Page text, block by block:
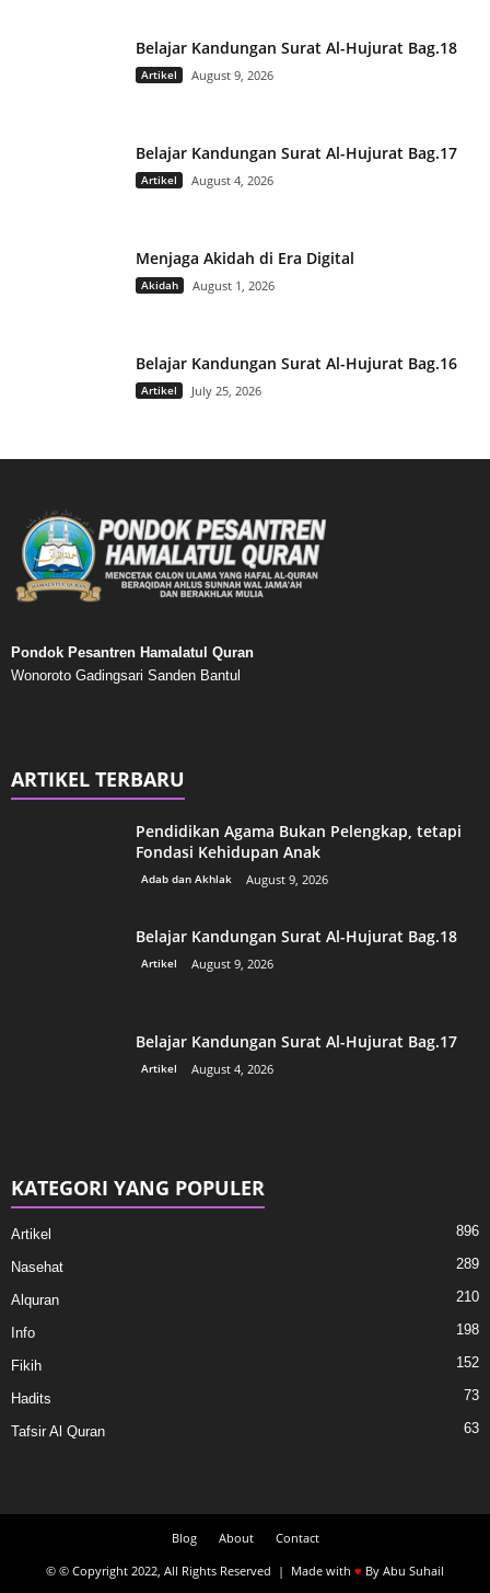
Belajar Kandungan Surat Al-Hujurat Bag.18
Artikel August 9, 2026
Belajar Kandungan Surat Al-Hujurat Bag.17
Artikel August 4, 2026
Menjaga Akidah di Era Digital
Akidah August 1, 2026
Belajar Kandungan Surat Al-Hujurat Bag.16
Artikel July 25, 2026
Pondok Pesantren Hamalatul Quran
Wonoroto Gadingsari Sanden Bantul
ARTIKEL TERBARU
Pendidikan Agama Bukan Pelengkap, tetapi
Fondasi Kehidupan Anak
Adab dan Akhlak August 9, 2026
Belajar Kandungan Surat Al-Hujurat Bag.18
Artikel August 9, 2026
Belajar Kandungan Surat Al-Hujurat Bag.17
Artikel August 4, 2026
KATEGORI YANG POPULER
Artikel 896
Nasehat 289
Alquran 210
Info 198
Fikih 152
Hadits 73
Tafsir Al Quran 63
Blog About
Contact
© © Copyright 2022, All Rights Reserved | Made with ♥ By Abu Suhail